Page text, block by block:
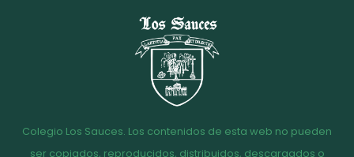
Colegio Los Sauces. Los contenidos de esta web no pueden
ser copiados, reproducidos, distribuidos, descargados o